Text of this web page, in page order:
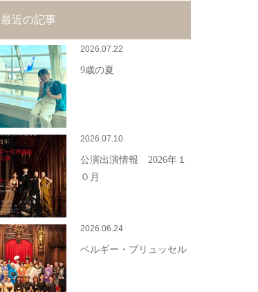
最近の記事
2026.07.22
9歳の夏
2026.07.10
公演出演情報 2026年１
０月
2026.06.24
ベルギー・ブリュッセル